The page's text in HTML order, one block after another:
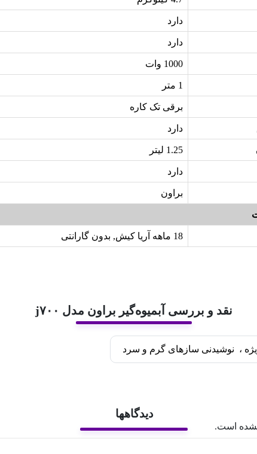
دارد
دارد
1000 وات
1 متر
برقی تک کاره
دارد
1.25 لیتر
دارد
براون
18 ماهه آریا کیش, بدون گارانتی
نقد و بررسی آبمیوه‌گیر براون مدل j۷۰۰
، نوشیدنی سازهای گرم و سرد
دیدگاهها
است.